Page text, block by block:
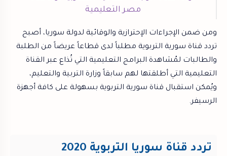
مصر التعليمية
ومن ضمن الإجراءات الإحترازية والوقائية لدولة سوريا، أصبح
تردد قناة سورية التربوية مطلباً لدى قطاعاً عريضاً من الطلبة
والطالبات لمُشاهدة البرامج التعليمية التي تُذاع عبر القناة
التعليمية التي أطلقتها لهم سابقاً وزارة التربية والتعليم،
ويُمكن استقبال قناة سورية التربوية بسهولة على كافة أجهزة
الرسيفر.
تردد قناة سوريا التربوية 2020